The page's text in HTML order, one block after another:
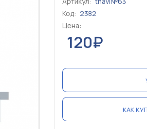
Код: 2382
Цена:
120₽
КАК